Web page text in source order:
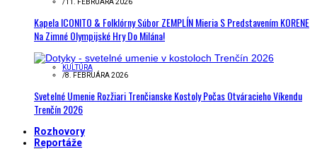
/11. FEBRUÁRA 2026
Kapela ICONITO & Folklórny Súbor ZEMPLÍN Mieria S Predstavením KORENE
Na Zimné Olympijské Hry Do Milána!
KULTÚRA
/8. FEBRUÁRA 2026
Svetelné Umenie Rozžiari Trenčianske Kostoly Počas Otváracieho Víkendu
Trenčín 2026
Rozhovory
Reportáže